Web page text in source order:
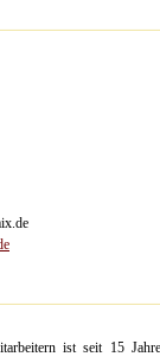
ist seit 15